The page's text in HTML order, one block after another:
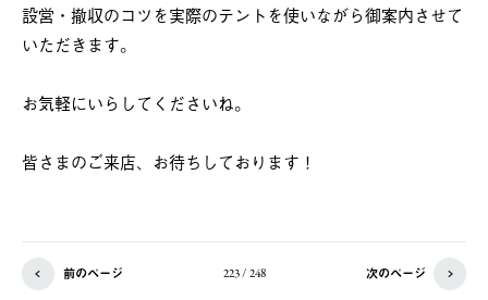
設営・撤収のコツを実際のテントを使いながら御案内させて
いただきます。
お気軽にいらしてくださいね。
皆さまのご来店、お待ちしております！
前のページ 223 / 248 次のページ